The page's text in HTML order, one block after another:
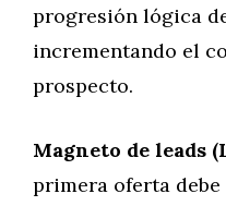
progresión lógica
incrementando el
prospecto.
Magneto de leads
primera oferta